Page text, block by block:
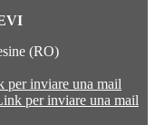
(RO)
per inviare una mail
per inviare una mail